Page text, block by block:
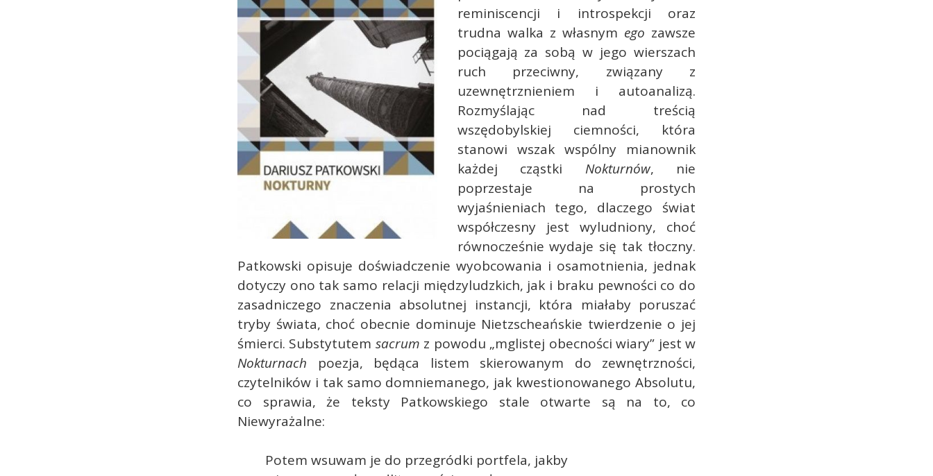
reminiscencji i introspekcji oraz
trudna walka z własnym ego zawsze
pociągają za sobą w jego wierszach
ruch przeciwny, związany z
uzewnętrznieniem i autoanalizą.
Rozmyślając nad treścią
wszędobylskiej ciemności, która
stanowi wszak wspólny mianownik
każdej cząstki Nokturnów, nie
poprzestaje na prostych
wyjaśnieniach tego, dlaczego świat
współczesny jest wyludniony, choć
równocześnie wydaje się tak tłoczny.
Patkowski opisuje doświadczenie wyobcowania i osamotnienia, jednak
dotyczy ono tak samo relacji międzyludzkich, jak i braku pewności co do
zasadniczego znaczenia absolutnej instancji, która miałaby poruszać
tryby świata, choć obecnie dominuje Nietzscheańskie twierdzenie o jej
śmierci. Substytutem sacrum z powodu „mglistej obecności wiary” jest w
Nokturnach poezja, będąca listem skierowanym do zewnętrzności,
czytelników i tak samo domniemanego, jak kwestionowanego Absolutu,
co sprawia, że teksty Patkowskiego stale otwarte są na to, co
Niewyrażalne:
Potem wsuwam je do przegródki portfela, jakby